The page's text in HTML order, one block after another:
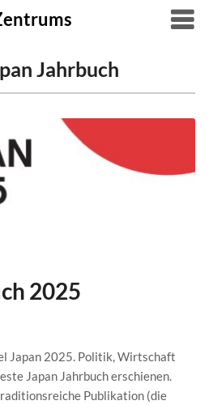
Jahrbuch
2025
Japan 2025. Politik, Wirtschaft
Japan Jahrbuch erschienen.
Publikation (die